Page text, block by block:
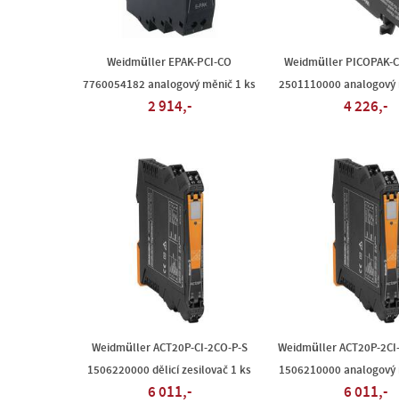
Weidmüller EPAK-PCI-CO
7760054182 analogový měnič 1 ks
2 914,-
Weidmüller PICOPAK-
2501110000 analogový
4 226,-
Weidmüller ACT20P-CI-2CO-P-S
1506220000 dělicí zesilovač 1 ks
6 011,-
Weidmüller ACT20P-
1506210000 analogový
6 011,-